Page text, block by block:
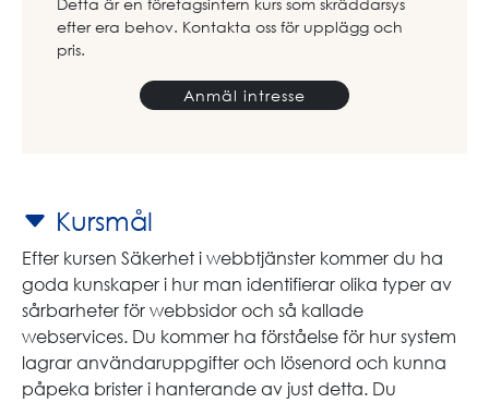
Detta är en företagsintern kurs som skräddarsys
efter era behov. Kontakta oss för upplägg och
pris.
Anmäl intresse
Kursmål
Efter kursen Säkerhet i webbtjänster kommer du ha
goda kunskaper i hur man identifierar olika typer av
sårbarheter för webbsidor och så kallade
webservices. Du kommer ha förståelse för hur system
lagrar användaruppgifter och lösenord och kunna
påpeka brister i hanterande av just detta. Du